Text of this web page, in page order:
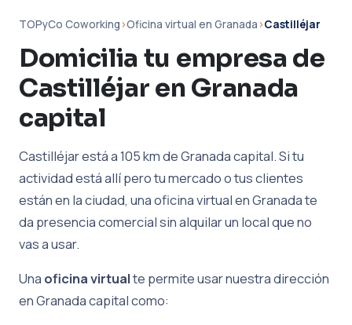
TOPyCo Coworking›Oficina virtual en Granada›Castilléjar
Domicilia tu empresa de
Castilléjar en Granada
capital
Castilléjar está a 105 km de Granada capital. Si tu
actividad está allí pero tu mercado o tus clientes
están en la ciudad, una oficina virtual en Granada te
da presencia comercial sin alquilar un local que no
vas a usar.
Una oficina virtualte permite usar nuestra dirección
en Granada capital como: